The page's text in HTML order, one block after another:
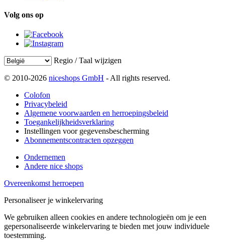
Volg ons op
Regio / Taal wijzigen
© 2010-2026 niceshops GmbH - All rights reserved.
Colofon
Privacybeleid
Algemene voorwaarden en herroepingsbeleid
Toegankelijkheidsverklaring
Instellingen voor gegevensbescherming
Abonnementscontracten opzeggen
Ondernemen
Andere nice shops
Overeenkomst herroepen
Personaliseer je winkelervaring
We gebruiken alleen cookies en andere technologieën om je een
gepersonaliseerde winkelervaring te bieden met jouw individuele
toestemming.